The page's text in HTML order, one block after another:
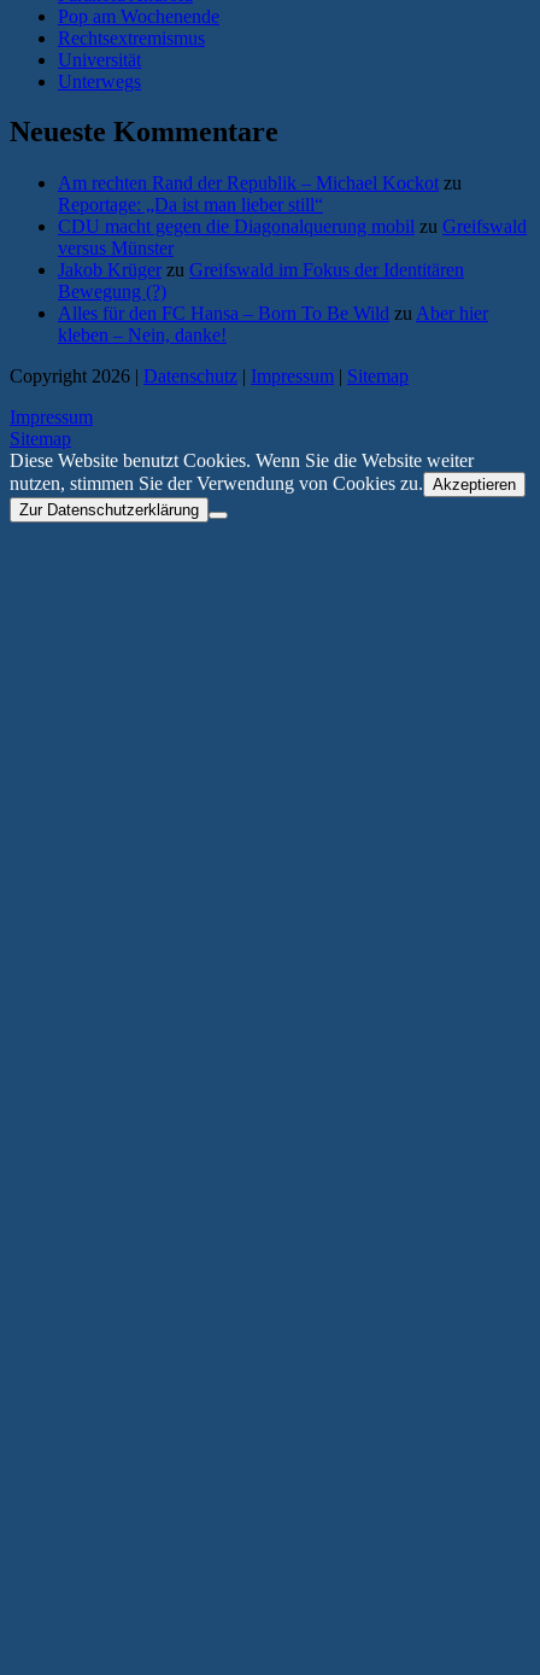
Pop am Wochenende
Rechtsextremismus
Universität
Unterwegs
Neueste Kommentare
Am rechten Rand der Republik – Michael Kockot zu
Reportage: „Da ist man lieber still“
CDU macht gegen die Diagonalquerung mobil zu Greifswald
versus Münster
Jakob Krüger zu Greifswald im Fokus der Identitären
Bewegung (?)
Alles für den FC Hansa – Born To Be Wild zu Aber hier
kleben – Nein, danke!
Copyright 2026 | Datenschutz | Impressum | Sitemap
Impressum
Sitemap
Diese Website benutzt Cookies. Wenn Sie die Website weiter
nutzen, stimmen Sie der Verwendung von Cookies zu. Akzeptieren
Zur Datenschutzerklärung